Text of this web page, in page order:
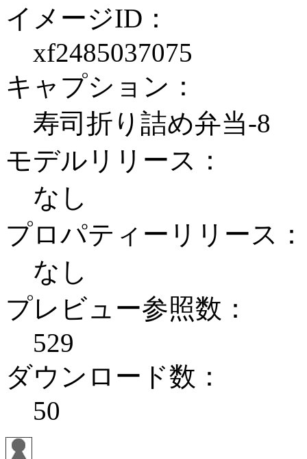
イメージID：
xf2485037075
キャプション：
寿司折り詰め弁当-8
モデルリリース：
なし
プロパティーリリース：
なし
プレビュー参照数：
529
ダウンロード数：
50